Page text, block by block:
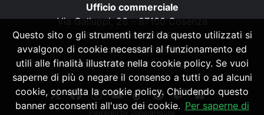
Ufficio commerciale
Via Galluppi, 26 – 87100 Cosenza
P. IVA 03500860782
N. iscrizione ROC 28794
info@smartnetworkgroup.it
Powered by SpheraHouse
Questo sito o gli strumenti terzi da questo utilizzati si
avvalgono di cookie necessari al funzionamento ed
utili alle finalità illustrate nella cookie policy. Se vuoi
saperne di più o negare il consenso a tutti o ad alcuni
cookie, consulta la cookie policy. Chiudendo questo
banner acconsenti all'uso dei cookie. Per saperne di